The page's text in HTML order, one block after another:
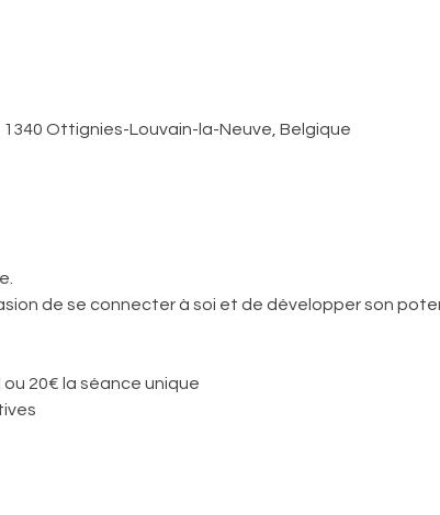
Ottignies-Louvain-la-Neuve, Belgique
de se connecter à soi et de développer son
20€ la séance unique